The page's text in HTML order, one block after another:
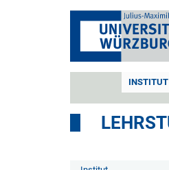
INSTITUT